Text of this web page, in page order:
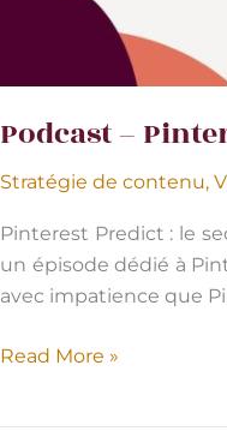
Podcast –
Stratégie de contenu,
Pinterest Predict : le
un épisode dédié à
avec impatience que
Podcast
Read More »